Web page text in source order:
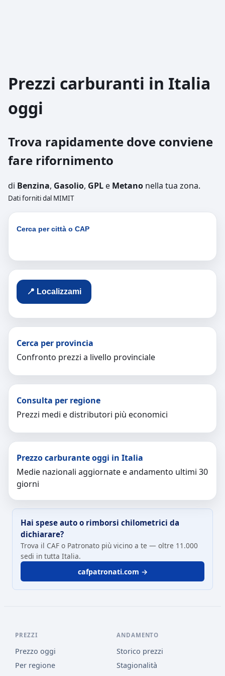
Prezzi carburanti in Italia
oggi
Trova rapidamente dove conviene
fare rifornimento
di Benzina, Gasolio, GPL e Metano nella tua zona.
Dati forniti dal MIMIT
Cerca per città o CAP
📍 Localizzami
Cerca per provincia
Confronto prezzi a livello provinciale
Consulta per regione
Prezzi medi e distributori più economici
Prezzo carburante oggi in Italia
Medie nazionali aggiornate e andamento ultimi 30
giorni
Hai spese auto o rimborsi chilometrici da
dichiarare?
Trova il CAF o Patronato più vicino a te — oltre 11.000
sedi in tutta Italia.
cafpatronati.com →
PREZZI
Prezzo oggi
Per regione
ANDAMENTO
Storico prezzi
Stagionalità